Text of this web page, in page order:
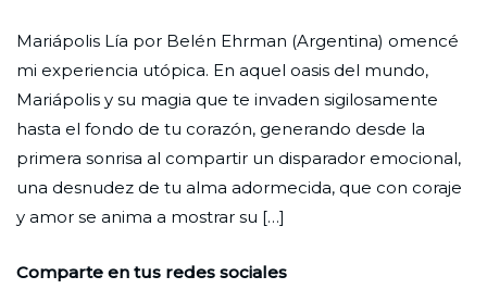
Ciudad
Nueva
29
de
noviembre
de
2022
Un
lugar
lugar
que
siempre
está
Mariápolis Lía por Belén Ehrman (Argentina) omencé
mi experiencia utópica. En aquel oasis del mundo,
Mariápolis y su magia que te invaden sigilosamente
hasta el fondo de tu corazón, generando desde la
primera sonrisa al compartir un disparador emocional,
una desnudez de tu alma adormecida, que con coraje
y amor se anima a mostrar su […]
Comparte en tus redes sociales